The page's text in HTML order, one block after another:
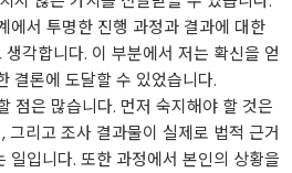
에서 투명한 진행 과정과 결과에 대한
각합니다. 이 부분에서 저는 확신을 얻
결론에 도달할 수 있었습니다.
점은 많습니다. 먼저 숙지해야 할 것은
그리고 조사 결과물이 실제로 법적 근거
일입니다. 또한 과정에서 본인의 상황을